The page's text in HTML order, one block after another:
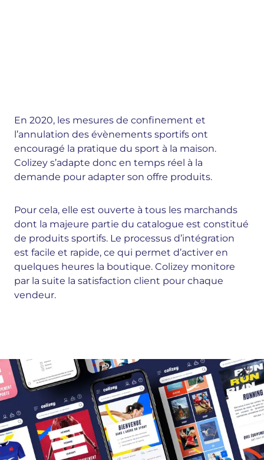
En 2020, les mesures de confinement et
l’annulation des évènements sportifs ont
encouragé la pratique du sport à la maison.
Colizey s’adapte donc en temps réel à la
demande pour adapter son offre produits.
Pour cela, elle est ouverte à tous les marchands
dont la majeure partie du catalogue est constitué
de produits sportifs. Le processus d’intégration
est facile et rapide, ce qui permet d’activer en
quelques heures la boutique. Colizey monitore
par la suite la satisfaction client pour chaque
vendeur.